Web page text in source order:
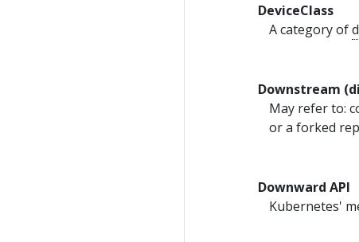
DeviceClass
A category of
Downstream
May refer to:
or a forked
Downward API
Kubernetes'